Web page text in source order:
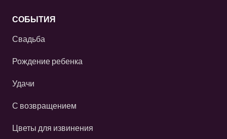
СОБЫТИЯ
Свадьба
Рождение ребенка
Удачи
С возвращением
Цветы для извинения